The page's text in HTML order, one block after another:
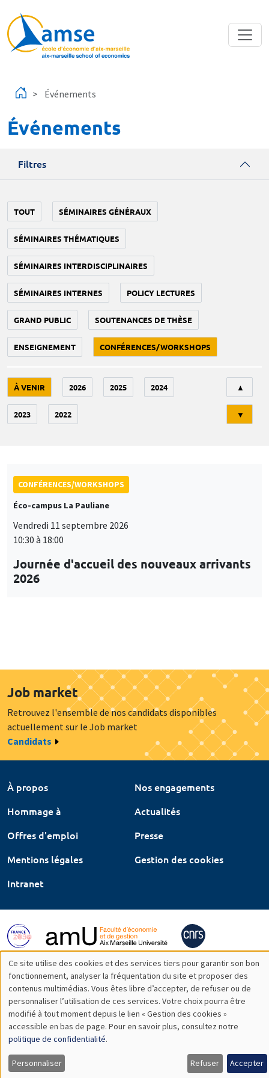
Événements
Événements
Filtres
TOUT SÉMINAIRES GÉNÉRAUX
SÉMINAIRES THÉMATIQUES
SÉMINAIRES INTERDISCIPLINAIRES
SÉMINAIRES INTERNES POLICY LECTURES
GRAND PUBLIC SOUTENANCES DE THÈSE
ENSEIGNEMENT CONFÉRENCES/WORKSHOPS
À VENIR 2026 2025 2024
2023 2022
▲
▼
CONFÉRENCES/WORKSHOPS
Éco-campus La Pauliane
Vendredi 11 septembre 2026
10:30 à 18:00
Journée d'accueil des nouveaux arrivants
2026
Job market
Retrouvez l'ensemble de nos candidats disponibles
actuellement sur le Job market
Candidats
À propos
Nos engagements
Hommage à
Actualités
Offres d'emploi
Presse
Mentions légales
Gestion des cookies
Intranet
Utilisation
des
données
personnelles
et
Ce site utilise des cookies et des services tiers pour garantir son bon
fonctionnement, analyser la fréquentation du site et proposer des
contenus multimédias. Vous êtes libre d’accepter, de refuser ou de
personnaliser l’utilisation de ces services. Votre choix pourra être
modifié à tout moment depuis le lien « Gestion des cookies »
accessible en bas de page. Pour en savoir plus, consultez notre
politique de confidentialité.
Personnaliser Refuser Accepter